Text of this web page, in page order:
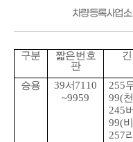
차량등록사업소
구분
짧은번호
판
승용
39서7110
~9959
255
99(
245
99(
257